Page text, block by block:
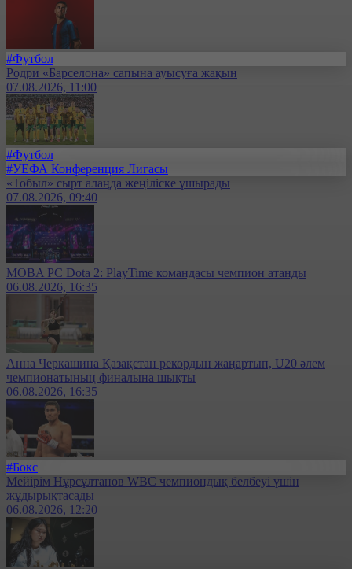
#Футбол
Родри «Барселона» сапына ауысуға жақын
07.08.2026, 11:00
#Футбол
#УЕФА Конференция Лигасы
«Тобыл» сырт алаңда жеңіліске ұшырады
07.08.2026, 09:40
MOBA PC Dota 2: PlayTime командасы чемпион атанды
06.08.2026, 16:35
Анна Черкашина Қазақстан рекордын жаңартып, U20 әлем
чемпионатының финалына шықты
06.08.2026, 16:35
#Бокс
Мейірім Нұрсұлтанов WBC чемпиондық белбеуі үшін
жұдырықтасады
06.08.2026, 12:20